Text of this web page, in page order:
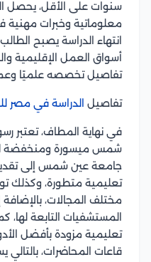
سنوات على الأقل، يحصل
معلوماتية وخبرات مهنية
انتهاء الدراسة يصبح
أسواق العمل الإقليمية
تفاصيل تخصصه علميًا
تفاصيل الدراسة في مصر
في نهاية المطاف، تعتبر
شمس ميسورة ومنخفضة
جامعة عين شمس إلى
تعليمية متطورة، وكذلك
مختلف المجالات، بالإضافة
المستشفيات التابعة لها،
تعليمية مزودة بأفضل
قاعات المحاضرات،